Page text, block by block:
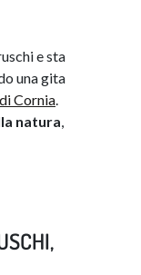
e sta
una gita
Cornia.
natura,